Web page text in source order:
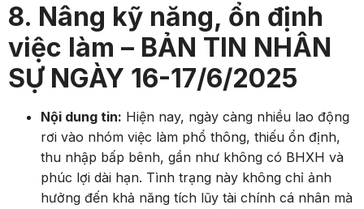
8. Nâng kỹ năng, ổn định
việc làm – BẢN TIN NHÂN
SỰ NGÀY 16-17/6/2025
Nội dung tin: Hiện nay, ngày càng nhiều lao động
rơi vào nhóm việc làm phổ thông, thiếu ổn định,
thu nhập bấp bênh, gần như không có BHXH và
phúc lợi dài hạn. Tình trạng này không chỉ ảnh
hưởng đến khả năng tích lũy tài chính cá nhân mà